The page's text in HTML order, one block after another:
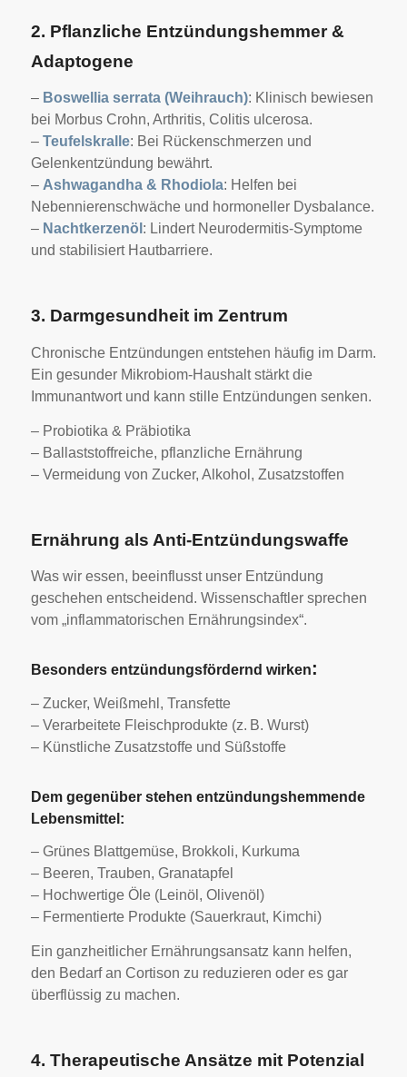
2. Pflanzliche Entzündungshemmer &
Adaptogene
– Boswellia serrata (Weihrauch): Klinisch bewiesen
bei Morbus Crohn, Arthritis, Colitis ulcerosa.
– Teufelskralle: Bei Rückenschmerzen und
Gelenkentzündung bewährt.
– Ashwagandha & Rhodiola: Helfen bei
Nebennierenschwäche und hormoneller Dysbalance.
– Nachtkerzenöl : Lindert Neurodermitis-Symptome
und stabilisiert Hautbarriere.
3. Darmgesundheit im Zentrum
Chronische Entzündungen entstehen häufig im Darm.
Ein gesunder Mikrobiom-Haushalt stärkt die
Immunantwort und kann stille Entzündungen senken.
– Probiotika & Präbiotika
– Ballaststoffreiche, pflanzliche Ernährung
– Vermeidung von Zucker, Alkohol, Zusatzstoffen
Ernährung als Anti-Entzündungswaffe
Was wir essen, beeinflusst unser Entzündung
geschehen entscheidend. Wissenschaftler sprechen
vom „inflammatorischen Ernährungsindex“.
Besonders entzündungsfördernd wirken:
– Zucker, Weißmehl, Transfette
– Verarbeitete Fleischprodukte (z. B. Wurst)
– Künstliche Zusatzstoffe und Süßstoffe
Dem gegenüber stehen entzündungshemmende
Lebensmittel:
– Grünes Blattgemüse, Brokkoli, Kurkuma
– Beeren, Trauben, Granatapfel
– Hochwertige Öle (Leinöl, Olivenöl)
– Fermentierte Produkte (Sauerkraut, Kimchi)
Ein ganzheitlicher Ernährungsansatz kann helfen,
den Bedarf an Cortison zu reduzieren oder es gar
überflüssig zu machen.
4. Therapeutische Ansätze mit Potenzial